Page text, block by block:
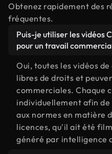
Obtenez rapidement des
fréquentes.
Puis-je utiliser les vidéos
pour un travail
Oui, toutes les vidéos
libres de droits et
commerciales. Chaque
individuellement afin
aux normes en matière
licences, qu'il ait été
généré par intelligence